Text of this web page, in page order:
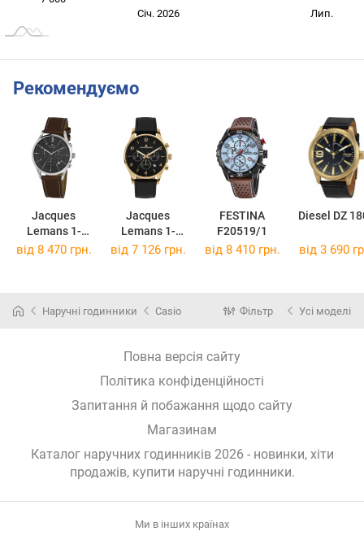
Січ. 2026 Лип.
Рекомендуємо
Jacques
Lemans 1-
2068M
Jacques
Lemans 1-
2126D
FESTINA
F20519/1
Diesel DZ
від 8 470 грн. від 7 126 грн. від 8 410 грн. від 3 690
Наручні годинники Casio Фільтр Усі моделі
Повна версія сайту
Політика конфіденційності
Запитання й побажання щодо сайту
Магазинам
Каталог наручних годинників 2026 - новинки, хіти
продажів, купити наручні годинники.
Ми в інших країнах